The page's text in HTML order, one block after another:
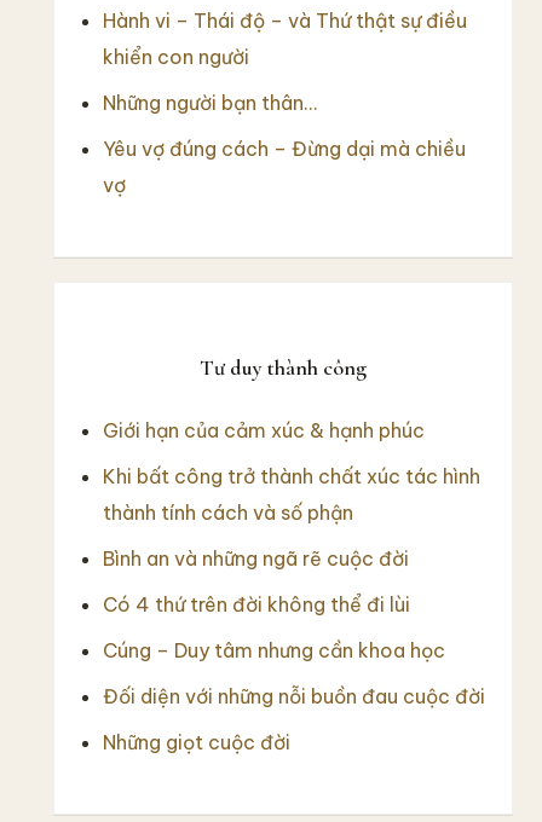
Hành vi – Thái độ – và Thứ thật sự điều
khiển con người
Những người bạn thân…
Yêu vợ đúng cách – Đừng dại mà chiều
vợ
Tư duy thành công
Giới hạn của cảm xúc & hạnh phúc
Khi bất công trở thành chất xúc tác hình
thành tính cách và số phận
Bình an và những ngã rẽ cuộc đời
Có 4 thứ trên đời không thể đi lùi
Cúng – Duy tâm nhưng cần khoa học
Đối diện với những nỗi buồn đau cuộc đời
Những giọt cuộc đời